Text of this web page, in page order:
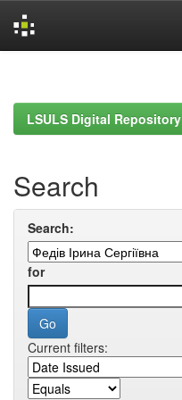
LSULS Digital Repository
Search
Search:
for
Current filters: